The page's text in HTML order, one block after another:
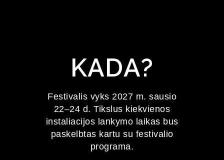
KADA?
Festivalis vyks 2027 m. sausio
22–24 d. Tikslus kiekvienos
instaliacijos lankymo laikas bus
paskelbtas kartu su festivalio
programa.